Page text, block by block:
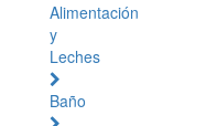
Alimentación
y
Leches
Baño